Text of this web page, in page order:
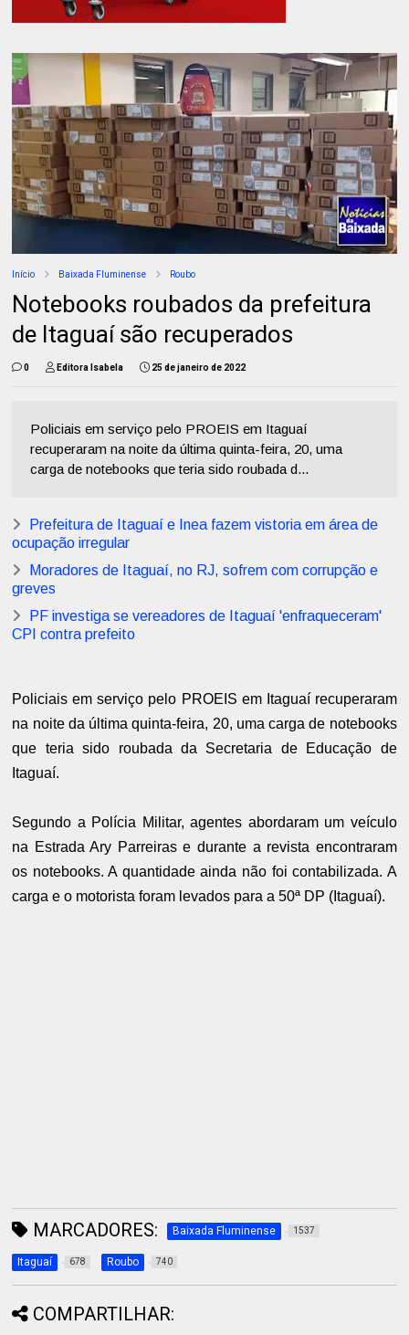
Início Baixada Fluminense Roubo
Notebooks roubados da prefeitura
de Itaguaí são recuperados
0 Editora Isabela 25 de janeiro de 2022
Policiais em serviço pelo PROEIS em Itaguaí
recuperaram na noite da última quinta-feira, 20, uma
carga de notebooks que teria sido roubada d...
Prefeitura de Itaguaí e Inea fazem vistoria em área de
ocupação irregular
Moradores de Itaguaí, no RJ, sofrem com corrupção e
greves
PF investiga se vereadores de Itaguaí 'enfraqueceram'
CPI contra prefeito
Policiais em serviço pelo PROEIS em Itaguaí recuperaram
na noite da última quinta-feira, 20, uma carga de notebooks
que teria sido roubada da Secretaria de Educação de
Itaguaí.
Segundo a Polícia Militar, agentes abordaram um veículo
na Estrada Ary Parreiras e durante a revista encontraram
os notebooks. A quantidade ainda não foi contabilizada. A
carga e o motorista foram levados para a 50ª DP (Itaguaí).
MARCADORES: Baixada Fluminense 1537
Itaguaí 678 Roubo 740
COMPARTILHAR: